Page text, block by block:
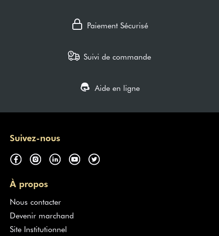
Paiement Sécurisé
Suivi de commande
Aide en ligne
Suivez-nous
À propos
Nous contacter
Devenir marchand
Site Institutionnel